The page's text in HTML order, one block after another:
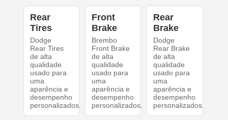
Rear
Tires
Dodge
Rear Tires
de alta
qualidade
usado para
uma
aparência e
desempenho
personalizados.
Front
Brake
Brembo
Front Brake
de alta
qualidade
usado para
uma
aparência e
desempenho
personalizados.
Rear
Brake
Dodge
Rear Brake
de alta
qualidade
usado para
uma
aparência e
desempenho
personalizados.